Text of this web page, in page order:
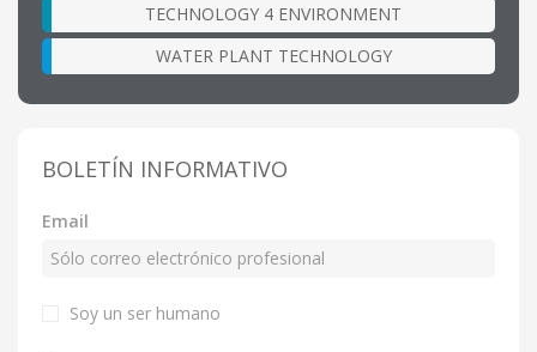
TECHNOLOGY 4 ENVIRONMENT
WATER PLANT TECHNOLOGY
BOLETÍN INFORMATIVO
Email
Soy un ser humano